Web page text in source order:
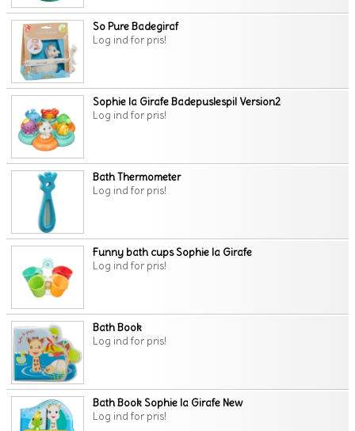
So Pure Badegiraf
Log ind for pris!
Sophie la Girafe Badepuslespil Version2
Log ind for pris!
Bath Thermometer
Log ind for pris!
Funny bath cups Sophie la Girafe
Log ind for pris!
Bath Book
Log ind for pris!
Bath Book Sophie la Girafe New
Log ind for pris!